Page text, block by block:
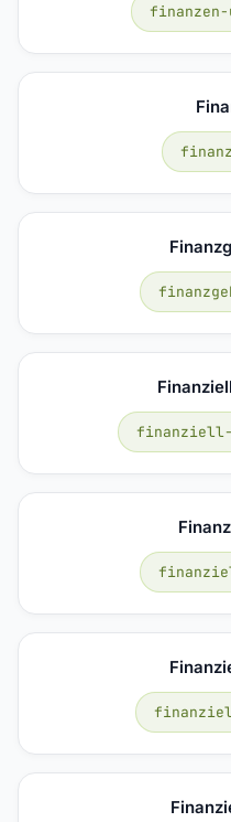
finanziell-